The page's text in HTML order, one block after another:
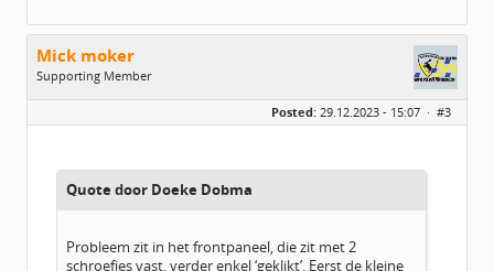
Mick moker
Supporting Member
Geslacht:
Leeftijd:
57
Posted: 29.12.2023 - 15:07 · #3
Quote door Doeke Dobma
Probleem zit in het frontpaneel, die zit met 2
schroefjes vast, verder enkel ‘geklikt’. Eerst de kleine